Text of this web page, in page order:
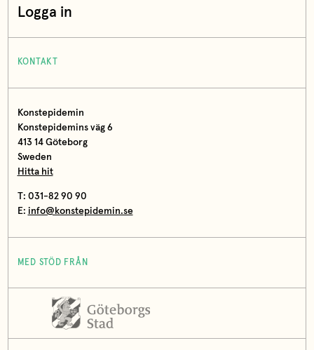
Logga in
KONTAKT
Konstepidemin
Konstepidemins väg 6
413 14 Göteborg
Sweden
Hitta hit
T: 031-82 90 90
E: info@konstepidemin.se
MED STÖD FRÅN